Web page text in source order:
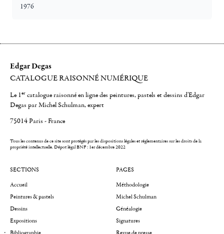
1976
Edgar Degas
CATALOGUE RAISONNÉ NUMÉRIQUE
Le 1er catalogue raisonné en ligne des peintures, pastels et dessins d'Edgar
Degas par Michel Schulman, expert
75014 Paris - France
Tous les contenus de ce site sont protégés par les dispositions légales et réglementaires sur les droits de la
propriété intellectuelle.Dépot légal BNF : 1er décembre 2022
SECTIONS
Accueil
Peintures & pastels
Dessins
Expositions
PAGES
Méthodologie
Michel Schulman
Généalogie
Signatures